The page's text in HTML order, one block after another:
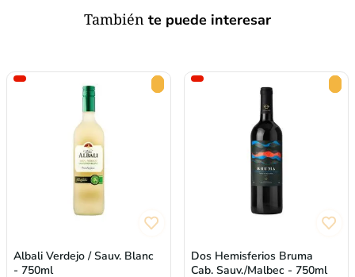
También te puede interesar
Albali Verdejo / Sauv. Blanc
- 750ml
Dos Hemisferios Bruma
Cab. Sauv./Malbec - 750ml